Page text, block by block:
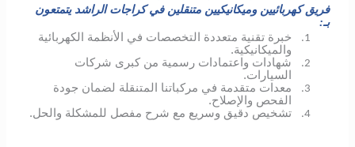
فريق كهربائيين وميكانيكيين متنقلين في كراجات الراشد يتمتعون
بـ:
1.
خبرة تقنية متعددة التخصصات في الأنظمة الكهربائية
والميكانيكية.
2.
شهادات واعتمادات رسمية من كبرى شركات
السيارات.
3.
معدات متقدمة في مركباتنا المتنقلة لضمان جودة
الفحص والإصلاح.
4. تشخيص دقيق وسريع مع شرح مفصل للمشكلة والحل.